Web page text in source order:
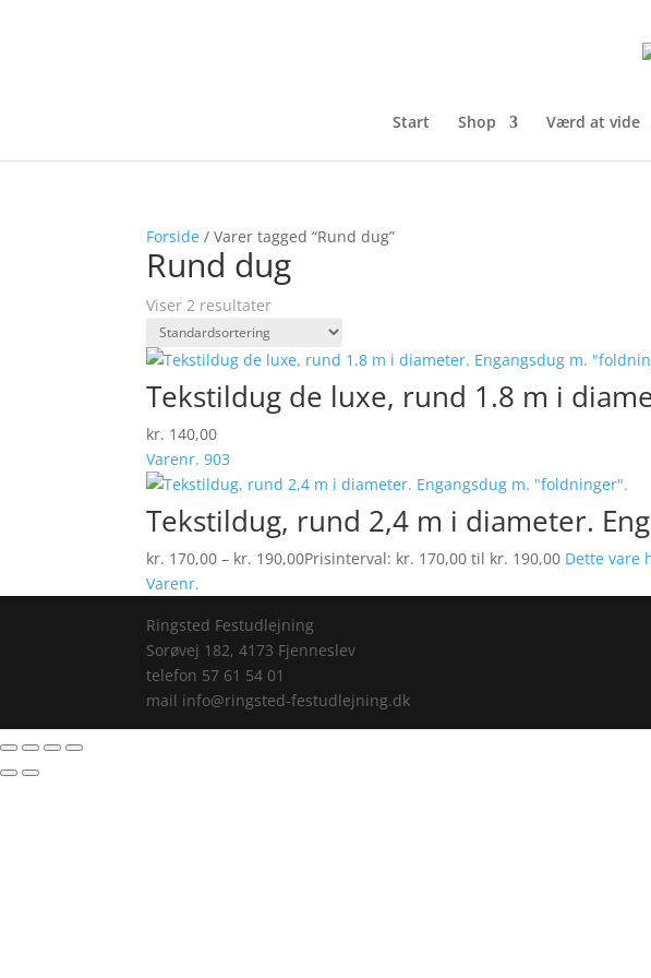
Start Shop Værd at vide
Forside / Varer tagged “Rund dug”
Rund dug
Viser 2 resultater
Tekstildug de luxe, rund 1.8 m i
kr. 140,00
Varenr. 903
Tekstildug, rund 2,4 m i diameter.
kr. 170,00 – kr. 190,00Prisinterval: kr. 170,00 til kr. 190,00 Dette vare
Varenr.
Ringsted Festudlejning
Sorøvej 182, 4173 Fjenneslev
telefon 57 61 54 01
mail info@ringsted-festudlejning.dk